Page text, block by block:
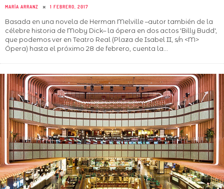
MARÍA ARRANZ 1 FEBRERO, 2017
Basada en una novela de Herman Melville –autor también de la
célebre historia de Moby Dick– la ópera en dos actos 'Billy Budd',
que podemos ver en Teatro Real (Plaza de Isabel II, s/n <M>
Ópera) hasta el próximo 28 de febrero, cuenta la...